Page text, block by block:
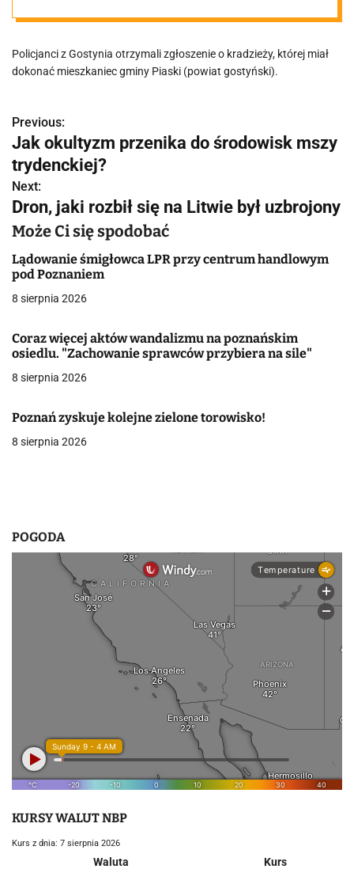
dorywczo.
Wynosił z
posesji to, co się
dało
Policjanci z Gostynia otrzymali zgłoszenie o kradzieży, której miał
dokonać mieszkaniec gminy Piaski (powiat gostyński).
N
a
w
i
a
c
j
p
Previous:
Jak okultyzm przenika do środowisk mszy
trydenckiej?
Next:
Dron, jaki rozbił się na Litwie był uzbrojony
Może Ci się spodobać
Lądowanie śmigłowca LPR przy centrum handlowym
pod Poznaniem
8 sierpnia 2026
Coraz więcej aktów wandalizmu na poznańskim
osiedlu. "Zachowanie sprawców przybiera na sile"
8 sierpnia 2026
Poznań zyskuje kolejne zielone torowisko!
8 sierpnia 2026
POGODA
KURSY WALUT NBP
Kurs z dnia: 7 sierpnia 2026
Waluta
Kurs